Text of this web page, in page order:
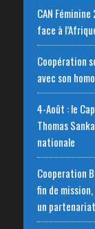
CAN
face à
Coopération
avec son
4-Août : le
Thomas
nationale
‎Cooperation
fin de
un